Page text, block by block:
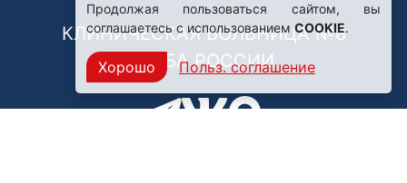
КЛИНИЧЕСКАЯ БОЛЬНИЦА №8
ФМБА РОССИИ
Продолжая пользоваться сайтом, вы
соглашаетесь с использованиемCOOKIE.
Хорошо Польз. соглашение